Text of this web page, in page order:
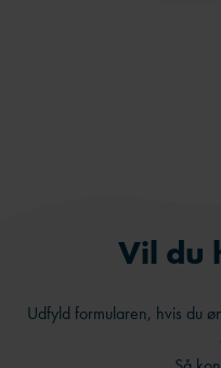
Vil du
Udfyld formularen, hvis du